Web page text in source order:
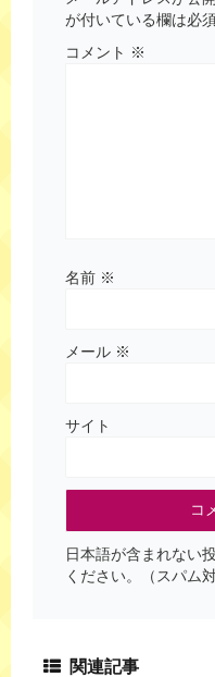
が付いている欄は必
コメント ※
名前 ※
メール ※
サイト
日本語が含まれない
ください。（スパム対
関連記事